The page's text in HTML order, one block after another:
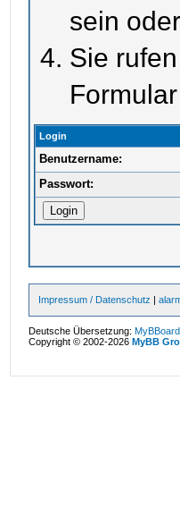
sein
Sie
Login
Benutzername:
Passwort:
Impressum / Datenschutz |
Deutsche Übersetzung:
Copyright © 2002-2026MyBB